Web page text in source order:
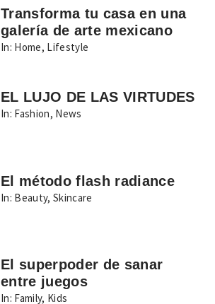
Transforma tu casa en una
galería de arte mexicano
In: Home, Lifestyle
EL LUJO DE LAS VIRTUDES
In: Fashion, News
El método flash radiance
In: Beauty,Skincare
El superpoder de sanar
entre juegos
In: Family, Kids